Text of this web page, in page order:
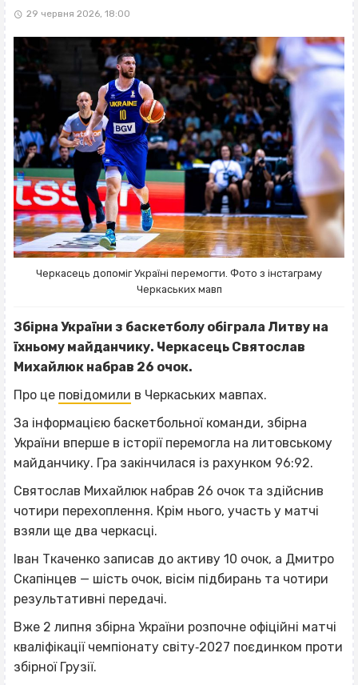
29 червня 2026, 18:00
Черкасець допоміг Україні перемогти. Фото з інстаграму
Черкаських мавп
Збірна України з баскетболу обіграла Литву на
їхньому майданчику. Черкасець Святослав
Михайлюк набрав 26 очок.
Про це повідомили в Черкаських мавпах.
За інформацією баскетбольної команди, збірна
України вперше в історії перемогла на литовському
майданчику. Гра закінчилася із рахунком 96:92.
Святослав Михайлюк набрав 26 очок та здійснив
чотири перехоплення. Крім нього, участь у матчі
взяли ще два черкасці.
Іван Ткаченко записав до активу 10 очок, а Дмитро
Скапінцев — шість очок, вісім підбирань та чотири
результативні передачі.
Вже 2 липня збірна України розпочне офіційні матчі
кваліфікації чемпіонату світу‐2027 поєдинком проти
збірної Грузії.